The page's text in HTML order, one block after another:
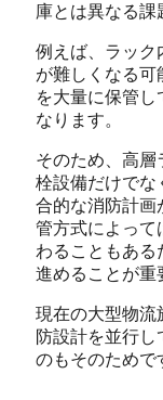
庫とは異なる課
例えば、ラック
が難しくなる可
を大量に保管し
なります。
そのため、高層
栓設備だけでな
合的な消防計画
管方式によって
わることもある
進めることが重
現在の大型物流
防設計を並行し
のもそのためで